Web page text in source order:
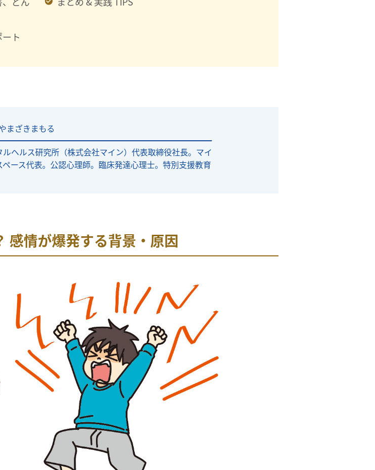
ト
まざきまもる
ルヘルス研究所（株式会社マイン）代表取締役社長。マイ
ペース代表。公認心理師。臨床発達心理士。特別支援教育
感情が爆発する背景・原因